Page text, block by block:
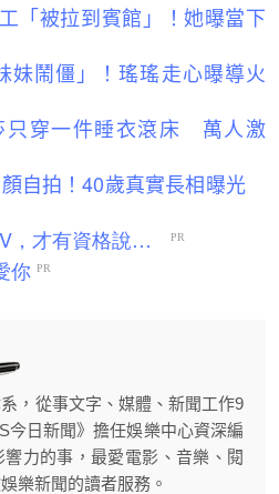
「被拉到賓館」！她曝當下
妹鬧僵」！瑤瑤走心曝導火
只穿一件睡衣滾床 萬人激
自拍！40歲真實長相曝光
，從事文字、媒體、新聞工作9
今日新聞》擔任娛樂中心資深編
力的事，最愛電影、音樂、閱
樂新聞的讀者服務。